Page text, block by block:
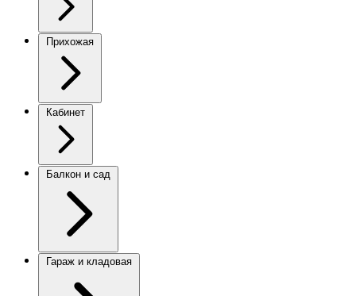
Прихожая
Кабинет
Балкон и сад
Гараж и кладовая